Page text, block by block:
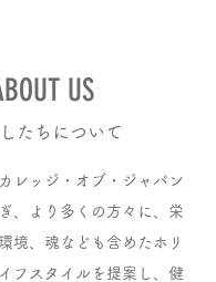
レッジ・オブ・ジャパン
、より多くの方々に、栄
境、魂なども含めたホリ
フスタイルを提案し、健
US
たちについて